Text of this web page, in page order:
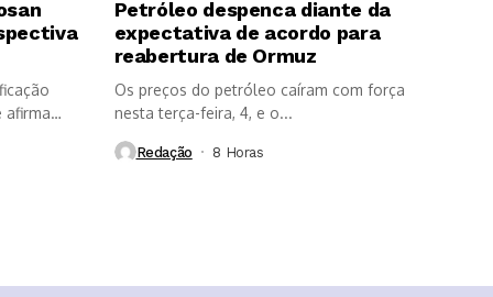
afirma
Petróleo despenca diante da
expectativa de acordo para
reabertura de Ormuz
Os preços do petróleo caíram com força
nesta terça-feira, 4, e o...
Redação 8 Horas ⁮